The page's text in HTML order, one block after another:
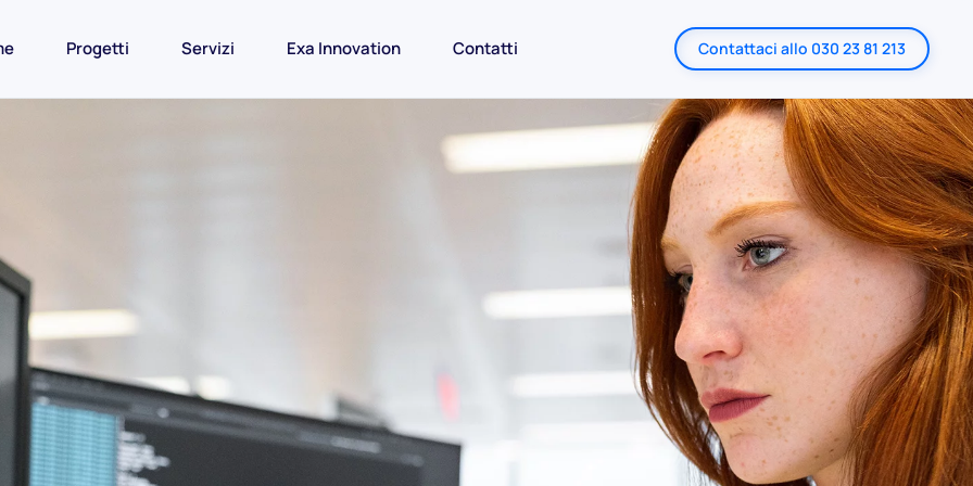
Progetti Servizi Exa Innovation Contatti Contattaci allo 030 23 81 213